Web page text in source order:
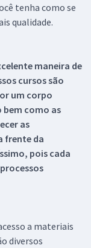
tenha como se
qualidade.
maneira de
cursos são
um corpo
bem como as
as
frente da
pois cada
a materiais
diversos